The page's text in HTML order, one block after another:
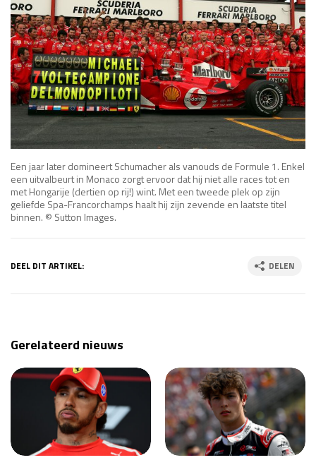
Een jaar later domineert Schumacher als vanouds de Formule 1. Enkel
een uitvalbeurt in Monaco zorgt ervoor dat hij niet alle races tot en
met Hongarije (dertien op rij!) wint. Met een tweede plek op zijn
geliefde Spa-Francorchamps haalt hij zijn zevende en laatste titel
binnen. © Sutton Images.
DEEL DIT ARTIKEL: DELEN
Gerelateerd nieuws